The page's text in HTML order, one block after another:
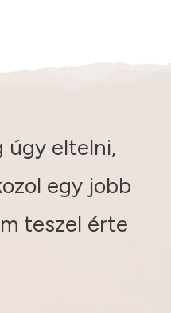
úgy eltelni,
egy jobb
teszel érte